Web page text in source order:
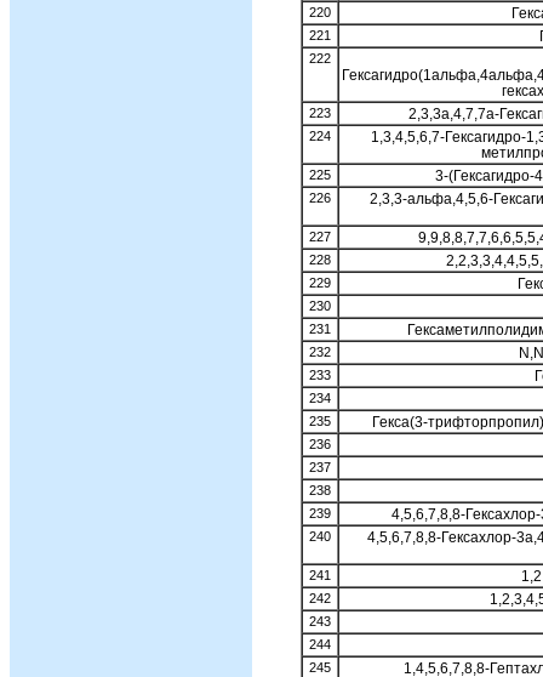
220
221
222
223 2,3,3а,4,7,7а-
224
1,3,4,5,6,7-Гексагидро-
225 3-
226 2,3,3-альфа,4,5,6-
227
228
229
230
231
232
233
234
235
Гекса(3-
236
237
238
239
4,5,6,7,8,8-
240 4,5,6,7,8,8-Гексахлор-
241
242
243
244
245
1,4,5,6,7,8,8-